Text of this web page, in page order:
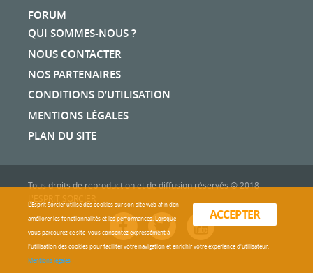
FORUM
QUI SOMMES-NOUS ?
NOUS CONTACTER
NOS PARTENAIRES
CONDITIONS D’UTILISATION
MENTIONS LÉGALES
PLAN DU SITE
Tous droits de reproduction et de diffusion réservés © 2018
ACCEPTER
L'Esprit Sorcier utilise des cookies sur son site web afin d’en
améliorer les fonctionnalités et les performances. Lorsque
vous parcourez ce site, vous consentez expressément à
l'utilisation des cookies pour faciliter votre navigation et enrichir votre expérience d'utilisateur.
Mentions légales